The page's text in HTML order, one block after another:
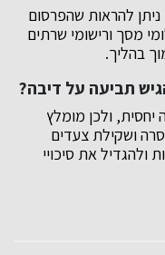
להראות שהפרסום
מסך ורישומי שרתים
בהליך.
תביעה על דיבה?
יחסית, ולכן מומלץ
ושקילת צעדים
ולהגדיל את סיכויי